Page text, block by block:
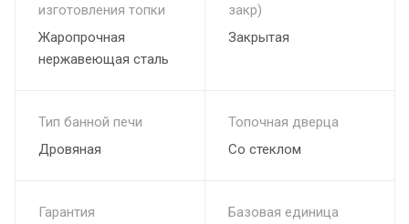
изготовления топки
Жаропрочная
нержавеющая сталь
закр)
Закрытая
Тип банной печи
Дровяная
Топочная дверца
Со стеклом
Гарантия
Базовая единица